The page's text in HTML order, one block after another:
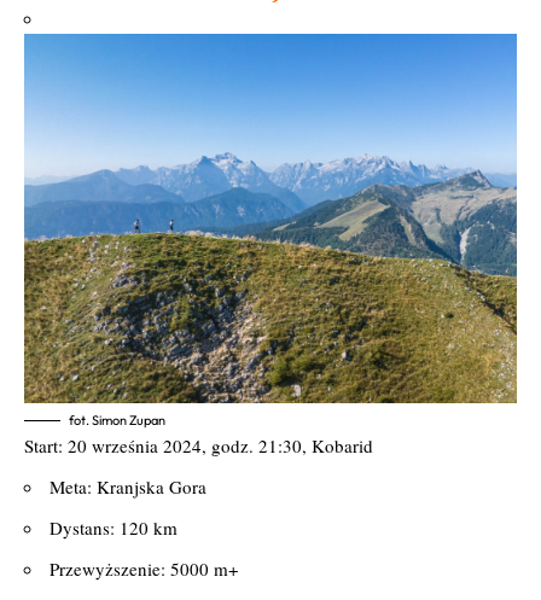
fot. Simon Zupan
Start: 20 września 2024, godz. 21:30, Kobarid
Meta: Kranjska Gora
Dystans: 120 km
Przewyższenie: 5000 m+